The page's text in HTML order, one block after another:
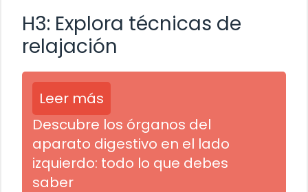
H3: Explora técnicas de
relajación
Leer más
Descubre los órganos del
aparato digestivo en el lado
izquierdo: todo lo que debes
saber